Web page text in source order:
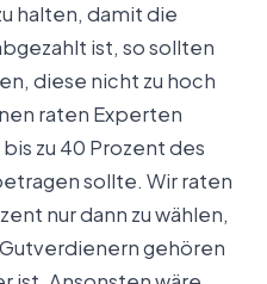
halten, damit die
ist, so sollten
diese nicht zu hoch
raten Experten
zu 40 Prozent des
sollte. Wir raten
nur dann zu wählen,
gehören